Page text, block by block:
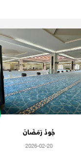
جُودُ رَمَضَانَ
2026-02-20